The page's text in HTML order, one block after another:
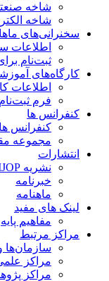
شاخه صنعتی
شاخه‌
سخنرانی‌های ماهانه
اطلاعات
ثبت‌نام
کارگاه‌های
اطلاعات
فرم ثبت‌نام
کنفرانس ها
کنفرانس
مجموعه
انتشارات
نشریه IJOP
خبرنامه
ماهنامه
لینک های مفید
مفاهیم پایه
مراکز مرتبط
سازمان‌ها و
مراکز علمی
مراکز